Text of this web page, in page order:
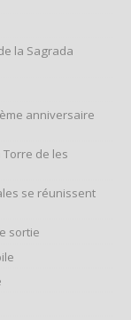
la Sagrada
anniversaire
de les
se réunissent
sortie